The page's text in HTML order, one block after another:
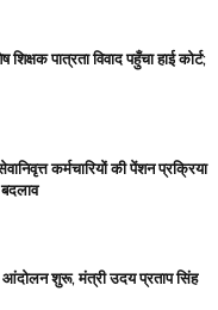
पात्रता विवाद पहुँचा हाई कोर्ट;
कर्मचारियों की पेंशन प्रक्रिया
शुरू, मंत्री उदय प्रताप सिंह